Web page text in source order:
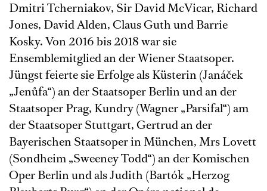
Dmitri Tcherniakov, Sir David McVicar, Richard
Jones, David Alden, Claus Guth und Barrie
Kosky. Von 2016 bis 2018 war sie
Ensemblemitglied an der Wiener Staatsoper.
Jüngst feierte sie Erfolge als Küsterin (Janáček
„Jenůfa“) an der Staatsoper Berlin und an der
Staatsoper Prag, Kundry (Wagner „Parsifal“) am
der Staatsoper Stuttgart, Gertrud an der
Bayerischen Staatsoper in München, Mrs Lovett
(Sondheim „Sweeney Todd“) an der Komischen
Oper Berlin und als Judith (Bartók „Herzog